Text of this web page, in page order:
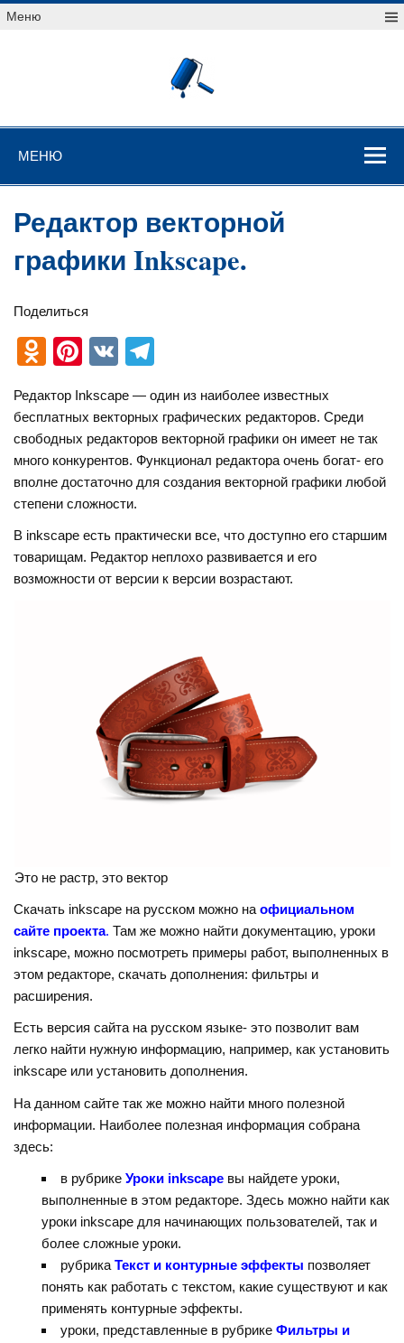
Перейти
Меню
графики
МЕНЮ
Редактор векторной
графики Inkscape.
Поделиться
O
n
o
kl
a
ss
ni
ki
Pi
er
e
st
V
e
gr
a
m
Редактор Inkscape — один из наиболее известных
бесплатных векторных графических редакторов. Среди
свободных редакторов векторной графики он имеет не так
много конкурентов. Функционал редактора очень богат- его
вполне достаточно для создания векторной графики любой
степени сложности.
В inkscape есть практически все, что доступно его старшим
товарищам. Редактор неплохо развивается и его
возможности от версии к версии возрастают.
Это не растр, это вектор
Скачать inkscape на русском можно на официальном
сайте проекта. Там же можно найти документацию, уроки
inkscape, можно посмотреть примеры работ, выполненных в
этом редакторе, скачать дополнения: фильтры и
расширения.
Есть версия сайта на русском языке- это позволит вам
легко найти нужную информацию, например, как установить
inkscape или установить дополнения.
На данном сайте так же можно найти много полезной
информации. Наиболее полезная информация собрана
здесь:
в рубрике Уроки inkscapeвы найдете уроки,
выполненные в этом редакторе. Здесь можно найти как
уроки inkscape для начинающих пользователей, так и
более сложные уроки.
рубрика Текст и контурные эффекты позволяет
понять как работать с текстом, какие существуют и как
применять контурные эффекты.
уроки, представленные в рубрике Фильтры и